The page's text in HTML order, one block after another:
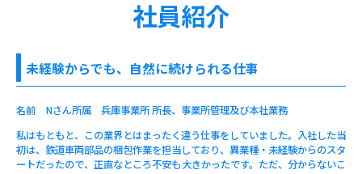
社員紹介
未経験からでも、自然に続けられる仕事
名前 Nさん所属 兵庫事業所 所長、事業所管理及び本社業務
私はもともと、この業界とはまったく違う仕事をしていました。入社した当
初は、鉄道車両部品の梱包作業を担当しており、異業種・未経験からのスタ
ートだったので、正直なところ不安も大きかったです。ただ、分からないこ